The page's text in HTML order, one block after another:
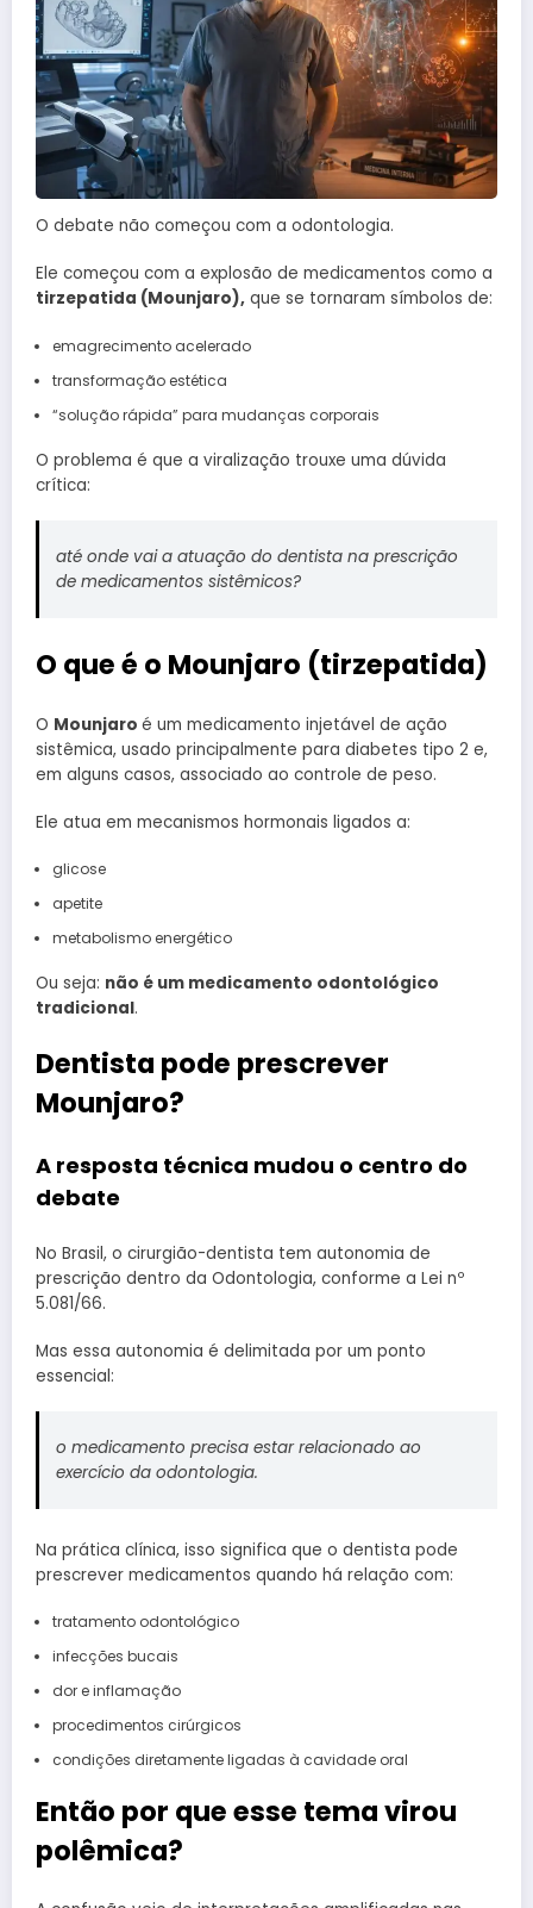
O debate não começou com a odontologia.
Ele começou com a explosão de medicamentos como a
tirzepatida (Mounjaro), que se tornaram símbolos de:
emagrecimento acelerado
transformação estética
“solução rápida” para mudanças corporais
O problema é que a viralização trouxe uma dúvida
crítica:
até onde vai a atuação do dentista na prescrição
de medicamentos sistêmicos?
O que é o Mounjaro (tirzepatida)
O Mounjaro é um medicamento injetável de ação
sistêmica, usado principalmente para diabetes tipo 2 e,
em alguns casos, associado ao controle de peso.
Ele atua em mecanismos hormonais ligados a:
glicose
apetite
metabolismo energético
Ou seja: não é um medicamento odontológico
tradicional.
Dentista pode prescrever
Mounjaro?
A resposta técnica mudou o centro do
debate
No Brasil, o cirurgião-dentista tem autonomia de
prescrição dentro da Odontologia, conforme a Lei nº
5.081/66.
Mas essa autonomia é delimitada por um ponto
essencial:
o medicamento precisa estar relacionado ao
exercício da odontologia.
Na prática clínica, isso significa que o dentista pode
prescrever medicamentos quando há relação com:
tratamento odontológico
infecções bucais
dor e inflamação
procedimentos cirúrgicos
condições diretamente ligadas à cavidade oral
Então por que esse tema virou
polêmica?